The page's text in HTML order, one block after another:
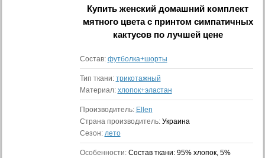
Купитьженский домашний комплект
мятного цвета с принтом симпатичных
кактусовпо лучшей цене
Состав: футболка+шорты
Тип ткани: трикотажный
Материал: хлопок+эластан
Производитель: Ellen
Страна производитель: Украина
Сезон: лето
Особенности: Состав ткани: 95% хлопок, 5%